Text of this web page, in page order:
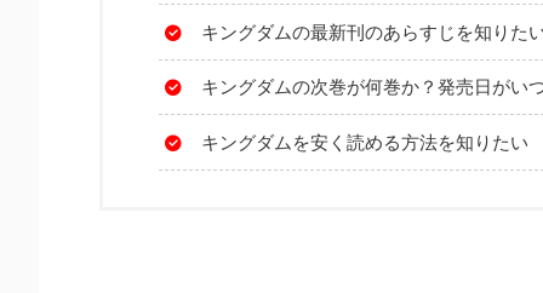
キングダムの最新刊のあらすじを知りた
キングダムの次巻が何巻か？発売日がい
キングダムを安く読める方法を知りたい